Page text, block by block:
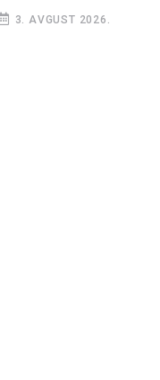
3. AVGUST 2026.